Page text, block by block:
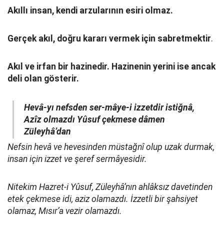
Akıllı insan, kendi arzularının esiri olmaz.
Gerçek akıl, doğru kararı vermek için sabretmektir.
Akıl ve irfan bir hazinedir. Hazinenin yerini ise ancak
deli olan gösterir.
Hevâ-yı nefsden ser-mâye-i izzetdir istiğnâ,
Azîz olmazdı Yûsuf çekmese dâmen
Züleyhâ’dan
Nefsin hevâ ve hevesinden müstağnî olup uzak durmak,
insan için izzet ve şeref sermâyesidir.
Nitekim Hazret-i Yûsuf, Züleyhâ’nın ahlâksız davetinden
etek çekmese idi, aziz olamazdı. İzzetli bir şahsiyet
olamaz, Mısır’a vezir olamazdı.